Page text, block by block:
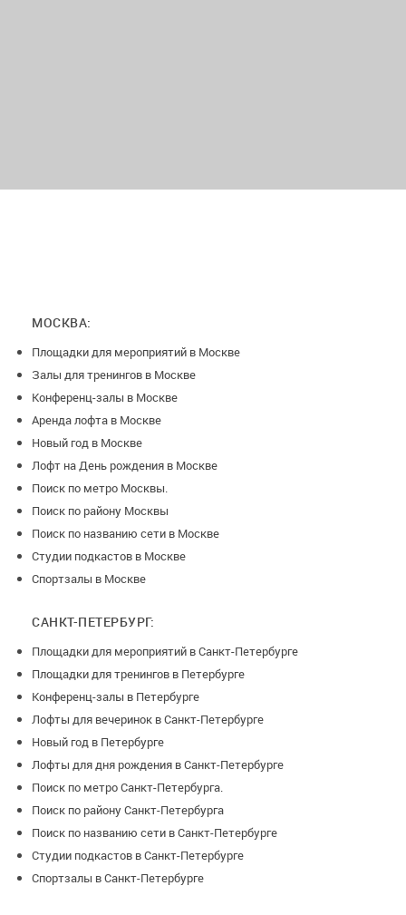
МОСКВА:
Площадки для мероприятий в Москве
Залы для тренингов в Москве
Конференц-залы в Москве
Аренда лофта в Москве
Новый год в Москве
Лофт на День рождения в Москве
Поиск по метро Москвы.
Поиск по району Москвы
Поиск по названию сети в Москве
Студии подкастов в Москве
Спортзалы в Москве
САНКТ-ПЕТЕРБУРГ:
Площадки для мероприятий в Санкт-Петербурге
Площадки для тренингов в Петербурге
Конференц-залы в Петербурге
Лофты для вечеринок в Санкт-Петербурге
Новый год в Петербурге
Лофты для дня рождения в Санкт-Петербурге
Поиск по метро Санкт-Петербурга.
Поиск по району Санкт-Петербурга
Поиск по названию сети в Санкт-Петербурге
Студии подкастов в Санкт-Петербурге
Спортзалы в Санкт-Петербурге